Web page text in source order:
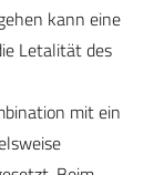
kann eine
Letalität des
mit ein